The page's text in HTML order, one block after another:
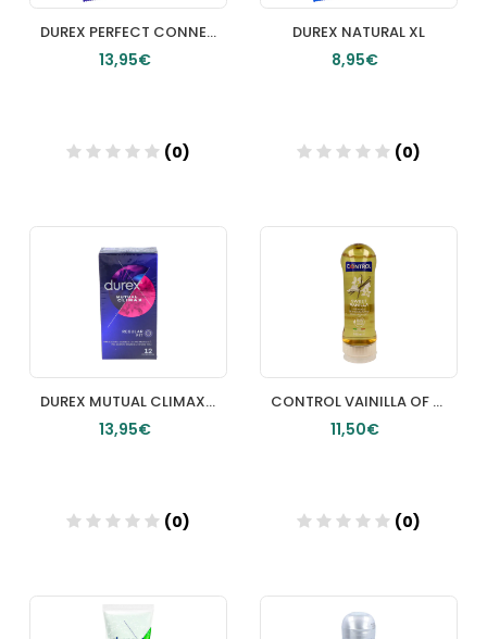
DUREX PERFECT CONNECTION PRESERVATIVOS 10 PRESERVATIVOS
13,95€
(0)
DUREX NATURAL XL
8,95€
(0)
Añadir
DUREX MUTUAL CLIMAX PRESERVATIVOS 12 UNIDADES
13,95€
(0)
CONTROL VAINILLA OF MADAGASCAR 2 IN 1 MASSAJE & PLEASURE GEL 1 ENVASE 200 ML
11,50€
(0)
Añadir